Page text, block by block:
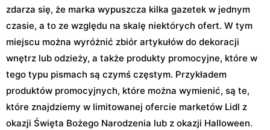
zdarza się, że marka wypuszcza kilka gazetek w jednym
czasie, a to ze względu na skalę niektórych ofert. W tym
miejscu można wyróżnić zbiór artykułów do dekoracji
wnętrz lub odzieży, a także produkty promocyjne, które w
tego typu pismach są czymś częstym. Przykładem
produktów promocyjnych, które można wymienić, są te,
które znajdziemy w limitowanej ofercie marketów Lidl z
okazji Święta Bożego Narodzenia lub z okazji Halloween.